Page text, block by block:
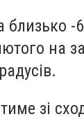
близько -
на
зі